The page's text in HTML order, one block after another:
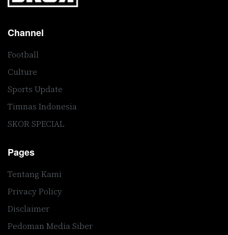
Channel
Football
Culture
Sports Update
Timnas Indonesia
SKOR SPECIAL
Pages
Tentang Kami
Privacy Policy
Disclaimer
Pedoman Media Siber